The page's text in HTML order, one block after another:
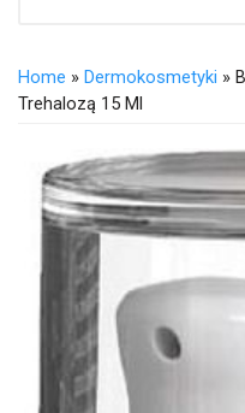
Home » Dermokosmetyki »
Trehalozą 15 Ml